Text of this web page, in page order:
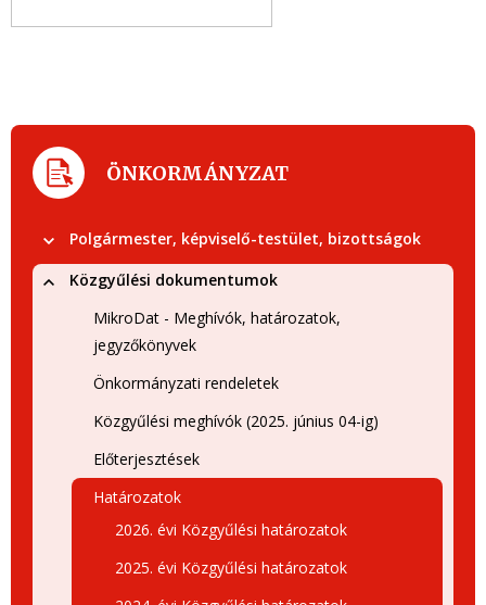
ÖNKORMÁNYZAT
Polgármester, képviselő-testület, bizottságok
Közgyűlési dokumentumok
MikroDat - Meghívók, határozatok,
jegyzőkönyvek
Önkormányzati rendeletek
Közgyűlési meghívók (2025. június 04-ig)
Előterjesztések
Határozatok
2026. évi Közgyűlési határozatok
2025. évi Közgyűlési határozatok